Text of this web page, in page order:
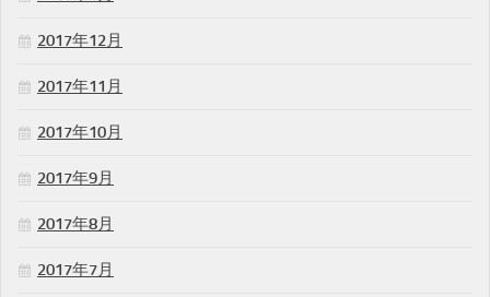
2017年12月
2017年11月
2017年10月
2017年9月
2017年8月
2017年7月